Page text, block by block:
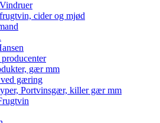
cider og mjød
gær mm
gæring
Portvinsgær, killer gær mm